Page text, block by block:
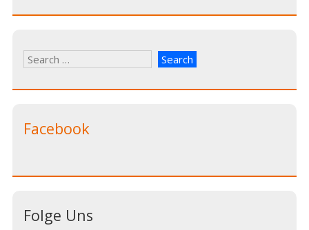
Facebook
Folge Uns